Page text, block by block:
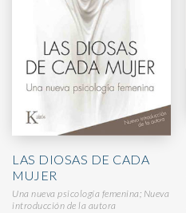
LAS DIOSAS DE CADA
MUJER
Una nueva psicología femenina; Nueva
introducción de la autora